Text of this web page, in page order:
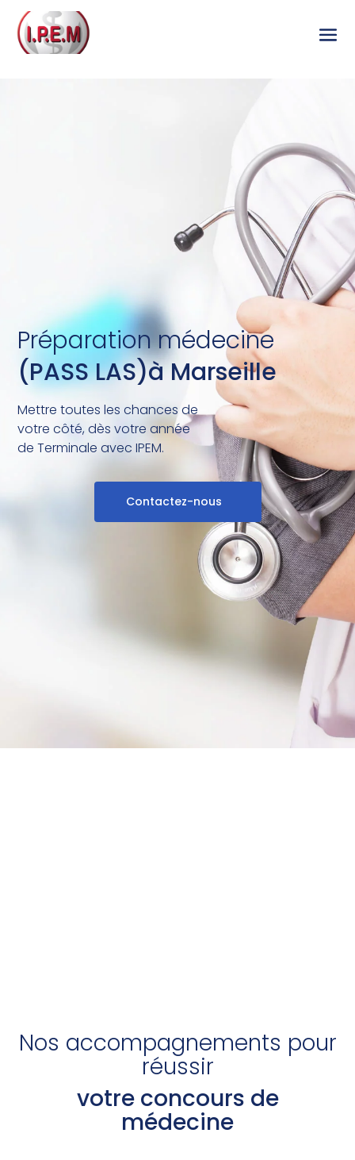
Préparation médecine
(PASS LAS)à Marseille
Mettre toutes les chances de
votre côté, dès votre année
de Terminale avec IPEM.
Contactez-nous
Nos accompagnements pour
réussir
votre concours de
médecine